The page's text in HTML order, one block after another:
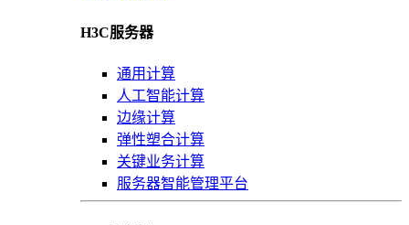
H3C服务器
通用计算
人工智能计算
边缘计算
弹性塑合计算
关键业务计算
服务器智能管理平台